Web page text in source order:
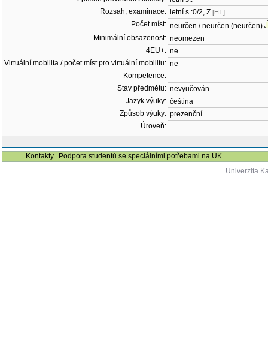
Rozsah, examinace:
letní s.:0/2, Z [HT]
Počet míst: neurčen / neurčen (neurčen)
Minimální obsazenost: neomezen
4EU+: ne
Virtuální mobilita / počet míst pro virtuální mobilitu: ne
Kompetence:
Stav předmětu: nevyučován
Jazyk výuky: čeština
Způsob výuky: prezenční
Úroveň:
Kontakty
Podpora studentů se speciálními potřebami na UK
Univerzita